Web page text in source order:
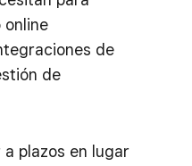
online
de
de
plazos en lugar